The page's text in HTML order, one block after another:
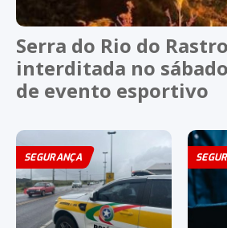
Serra do Rio do
interditada no
de evento esportivo
SEGURANÇA